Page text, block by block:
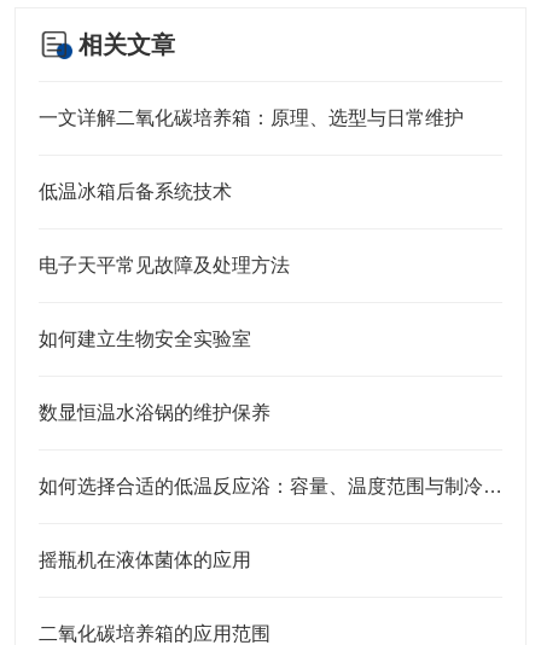
相关文章
一文详解二氧化碳培养箱：原理、选型与日常维护
低温冰箱后备系统技术
电子天平常见故障及处理方法
如何建立生物安全实验室
数显恒温水浴锅的维护保养
如何选择合适的低温反应浴：容量、温度范围与制冷方式
摇瓶机在液体菌体的应用
二氧化碳培养箱的应用范围